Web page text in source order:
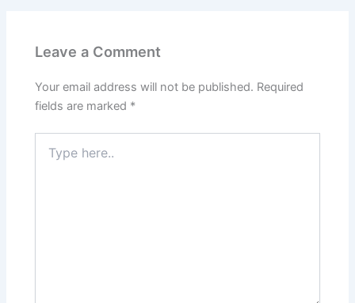
Leave a Comment
Your email address will not be published. Required
fields are marked *
here..